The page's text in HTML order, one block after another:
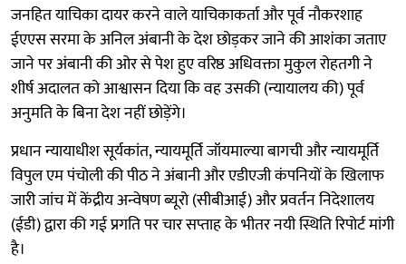
जनहित याचिका दायर करने वाले याचिकाकर्ता और पूर्व नौकरशाह
ईएएस सरमा के अनिल अंबानी के देश छोड़कर जाने की आशंका जताए
जाने पर अंबानी की ओर से पेश हुए वरिष्ठ अधिवक्ता मुकुल रोहतगी ने
शीर्ष अदालत को आश्वासन दिया कि वह उसकी (न्यायालय की) पूर्व
अनुमति के बिना देश नहीं छोड़ेंगे।
प्रधान न्यायाधीश सूर्यकांत, न्यायमूर्ति जॉयमाल्या बागची और न्यायमूर्ति
विपुल एम पंचोली की पीठ ने अंबानी और एडीएजी कंपनियों के खिलाफ
जारी जांच में केंद्रीय अन्वेषण ब्यूरो (सीबीआई) और प्रवर्तन निदेशालय
(ईडी) द्वारा की गई प्रगति पर चार सप्ताह के भीतर नयी स्थिति रिपोर्ट मांगी
है।